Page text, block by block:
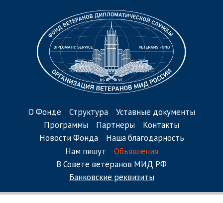
О Фонде Структура
Уставные документы
Программы
Партнеры
Контакты
Новости Фонда
Наша благодарность
Нам пишут
Объявления
В Совете ветеранов МИД РФ
Банковские реквизиты